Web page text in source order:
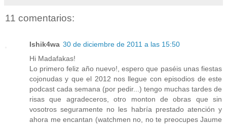
11 comentarios:
Ishik4wa 30 de diciembre de 2011 a las 15:50
Hi Madafakas!
Lo primero feliz año nuevo!, espero que paséis unas fiestas
cojonudas y que el 2012 nos llegue con episodios de este
podcast cada semana (por pedir...) tengo muchas tardes de
risas que agradeceros, otro monton de obras que sin
vosotros seguramente no les habría prestado atención y
ahora me encantan (watchmen no, no te preocupes Jaume